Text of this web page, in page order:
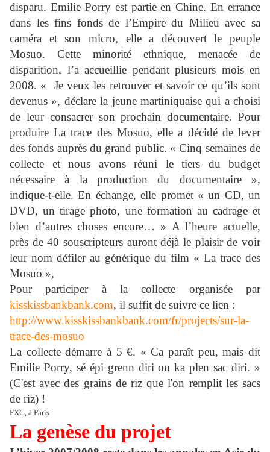
disparu. Emilie Porry est partie en Chine. En errance
dans les fins fonds de l’Empire du Milieu avec sa
caméra et son micro, elle a découvert le peuple
Mosuo. Cette minorité ethnique, menacée de
disparition, l’a accueillie pendant plusieurs mois en
2008. « Je veux les retrouver et savoir ce qu’ils sont
devenus », déclare la jeune martiniquaise qui a choisi
de leur consacrer son prochain documentaire. Pour
produire La trace des Mosuo, elle a décidé de lever
des fonds auprès du grand public. « Cinq semaines de
collecte et nous avons réuni le tiers du budget
nécessaire à la production du documentaire »,
indique-t-elle. En échange, elle promet « un CD, un
DVD, un tirage photo, une formation au cadrage et
bien d’autres choses encore… » A l’heure actuelle,
près de 40 souscripteurs auront déjà le plaisir de voir
leur nom défiler au générique du film « La trace des
Mosuo »,
Pour participer à la collecte organisée par
kisskissbankbank.com, il suffit de suivre ce lien :
http://www.kisskissbankbank.com/fr/projects/sur-la-
trace-des-mosuo
La collecte démarre à 5 €. « Ca paraît peu, mais dit
Emilie Porry, sé épi grenn diri ou ka plen sac diri. »
(C'est avec des grains de riz que l'on remplit les sacs
de riz) !
FXG, à Paris
La genèse du projet